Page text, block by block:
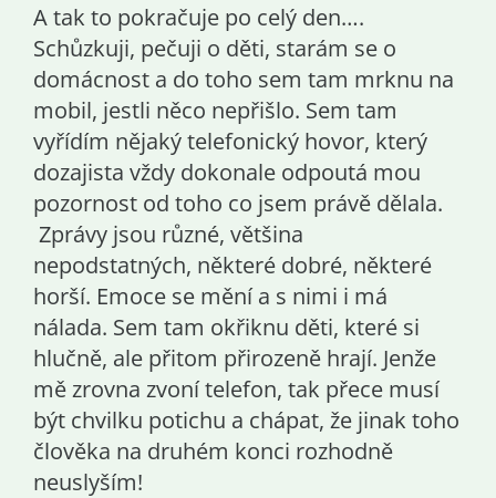
A tak to pokračuje po celý den….
Schůzkuji, pečuji o děti, starám se o
domácnost a do toho sem tam mrknu na
mobil, jestli něco nepřišlo. Sem tam
vyřídím nějaký telefonický hovor, který
dozajista vždy dokonale odpoutá mou
pozornost od toho co jsem právě dělala.
Zprávy jsou různé, většina
nepodstatných, některé dobré, některé
horší. Emoce se mění a s nimi i má
nálada. Sem tam okřiknu děti, které si
hlučně, ale přitom přirozeně hrají. Jenže
mě zrovna zvoní telefon, tak přece musí
být chvilku potichu a chápat, že jinak toho
člověka na druhém konci rozhodně
neuslyším!